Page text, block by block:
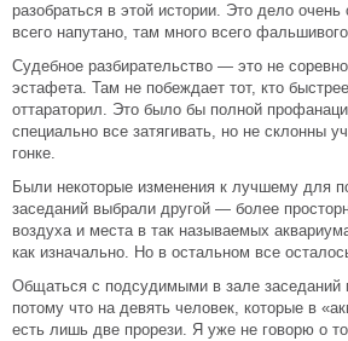
разобраться в этой истории. Это дело
всего напутано, там много всего
Судебное разбирательство — это не
эстафета. Там не побеждает тот, кто
оттараторил. Это было бы полной
специально все затягивать, но не склонны
гонке.
Были некоторые изменения к лучшему для
заседаний выбрали другой — более
воздуха и места в так называемых
как изначально. Но в остальном все
Общаться с подсудимыми в зале заседаний
потому что на девять человек, которые в
есть лишь две прорези. Я уже не говорю о